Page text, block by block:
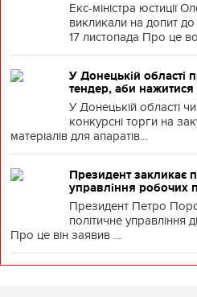
Екс-міністра юстиції
викликали на допит
17 листопада Про це
У Донецькій області
тендер, аби нажитися
У Донецькій області
конкурсні торги на
матеріалів для апаратів...
Президент закликає
управління робочих
Президент Петро
політичне управління
Про це він заявив ...